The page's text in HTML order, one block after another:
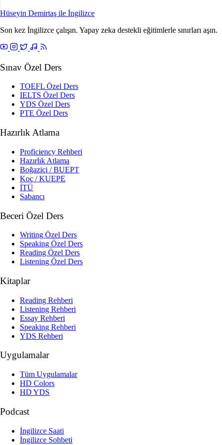
Hüseyin Demirtaş ile İngilizce
Son kez İngilizce çalışın. Yapay zeka destekli eğitimlerle sınırları aşın.
Sınav Özel Ders
TOEFL Özel Ders
IELTS Özel Ders
YDS Özel Ders
PTE Özel Ders
Hazırlık Atlama
Proficiency Rehberi
Hazırlık Atlama
Boğaziçi / BUEPT
Koç / KUEPE
İTÜ
Sabancı
Beceri Özel Ders
Writing Özel Ders
Speaking Özel Ders
Reading Özel Ders
Listening Özel Ders
Kitaplar
Reading Rehberi
Listening Rehberi
Essay Rehberi
Speaking Rehberi
YDS Rehberi
Uygulamalar
Tüm Uygulamalar
HD Colors
HD YDS
Podcast
İngilizce Saati
İngilizce Sohbeti